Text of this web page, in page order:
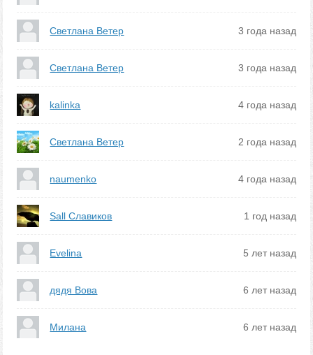
Светлана Ветер 3 года назад
Светлана Ветер 3 года назад
kalinka 4 года назад
Светлана Ветер 2 года назад
naumenko 4 года назад
Sall Славиков 1 год назад
Evelina 5 лет назад
дядя Вова 6 лет назад
Милана 6 лет назад